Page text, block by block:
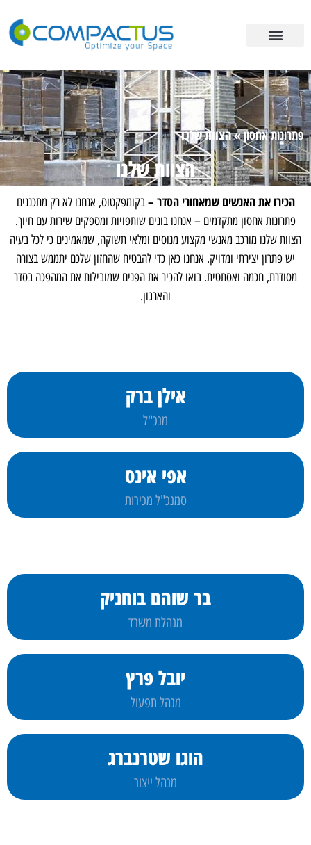
פתרונות אחסון»הצוות שלנו
הצוות שלנו
הכירו את האנשים שמאחורי הסדר –בקומפקטוס, אנחנו לא רק מתכננים
פתרונות אחסון מתקדמים – אנחנו בונים שותפויות ומספקים שירות עם חיוך.
הצוות שלנו מורכב מאנשי מקצוע מנוסים ומלאי תשוקה, שמאמינים כי לכל בעיה
יש פתרון יצירתי ומדויק. אנחנו כאן כדי להבטיח שהחזון שלכם יתממש בצורה
מסודרת, חכמה ואסתטית. בואו להכיר את הפנים שמובילות את המהפכה בסדר
והארגון.
אילן ברק
מנכ"ל
אפי אינס
סמנכ"ל מכירות
בר שוהם בוחניק
מנהלת משרד
יובל פרץ
מנהל תפעול
הוגו שטרנברג
מנהל ייצור